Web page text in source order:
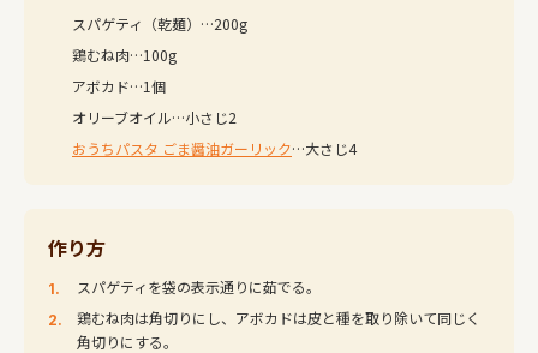
スパゲティ（乾麺）…200g
鶏むね肉…100g
アボカド…1個
オリーブオイル…小さじ2
おうちパスタ ごま醤油ガーリック…大さじ4
作り方
スパゲティを袋の表示通りに茹でる。
鶏むね肉は角切りにし、アボカドは皮と種を取り除いて同じく
角切りにする。